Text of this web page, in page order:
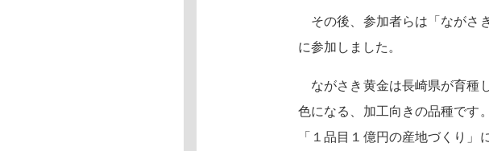
その後、参加者らは「ながさ
に参加しました。
ながさき黄金は長崎県が育種
色になる、加工向きの品種です
「１品目１億円の産地づくり」